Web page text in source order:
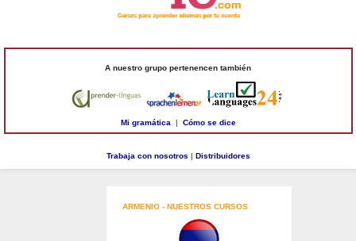
A nuestro grupo pertenencen también
Mi gramática | Cómo se dice
Trabaja con nosotros | Distribuidores
ARMENIO - NUESTROS CURSOS